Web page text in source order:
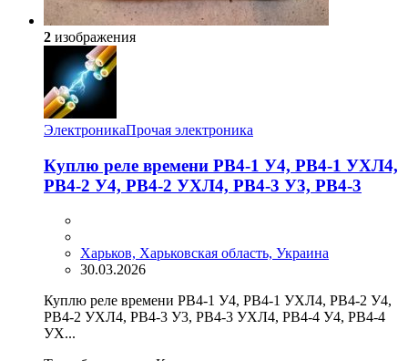
2 изображения
ЭлектроникаПрочая электроника
Куплю реле времени РВ4-1 У4, РВ4-1 УХЛ4,
РВ4-2 У4, РВ4-2 УХЛ4, РВ4-3 У3, РВ4-3
Харьков, Харьковская область, Украина
30.03.2026
Куплю реле времени РВ4-1 У4, РВ4-1 УХЛ4, РВ4-2 У4,
РВ4-2 УХЛ4, РВ4-3 У3, РВ4-3 УХЛ4, РВ4-4 У4, РВ4-4
УХ...